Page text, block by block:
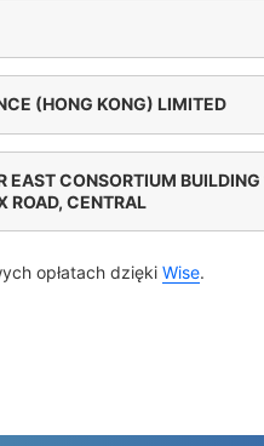
(HONG KONG) LIMITED
EAST CONSORTIUM BUILDING
ROAD, CENTRAL
opłatach dzięki Wise.